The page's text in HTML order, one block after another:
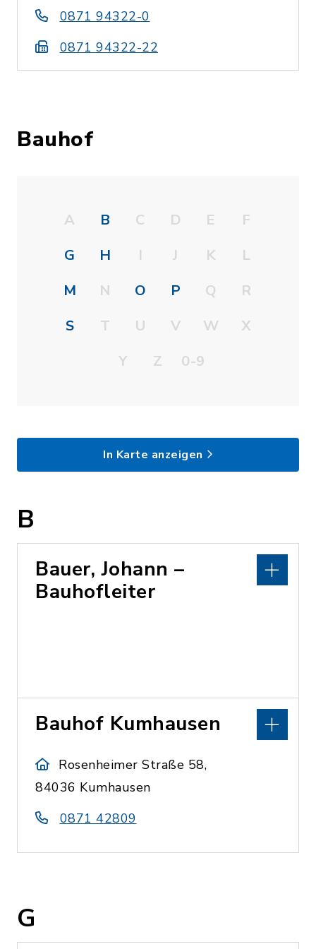
0871 94322-0
0871 94322-22
Bauhof
A B C D E
F
G
H I J K
L
M
N O P Q
R
S
T U V W
X
Y
Z 0-9
In Karte anzeigen
B
Bauer, Johann –
Bauhofleiter
Bauhof Kumhausen
Rosenheimer Straße 58,
84036 Kumhausen
0871 42809
G